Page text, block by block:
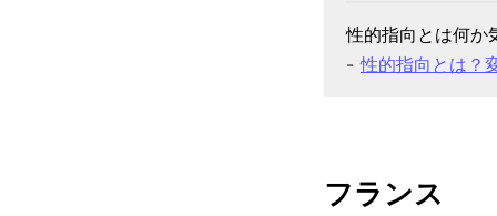
性的指向とは何か
性的指向とは？
フランス